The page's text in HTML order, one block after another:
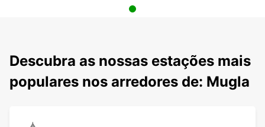
Descubra as nossas estações mais
populares nos arredores de: Mugla